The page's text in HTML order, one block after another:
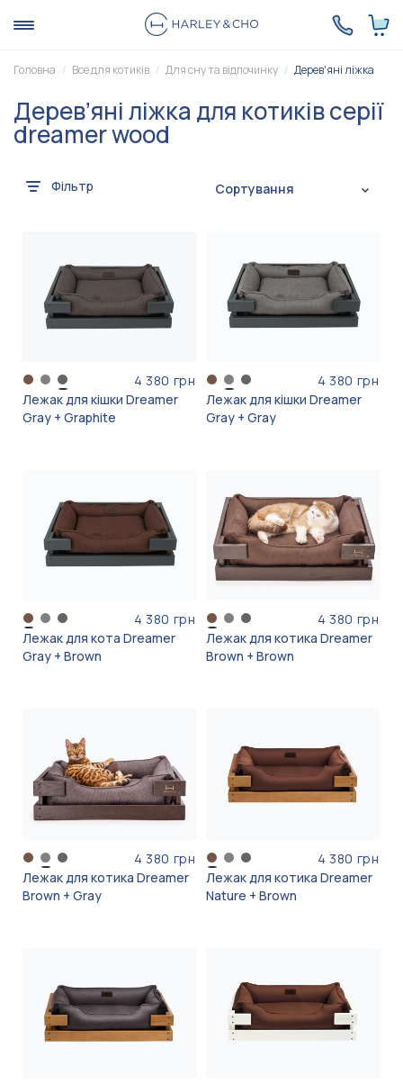
Головна Все для котиків Для сну та відпочинку Деревʼяні ліжка
Деревʼяні ліжка для котиків серії
dreamer wood
Фільтр Сортування
4 380 грн
Лежак для кішки Dreamer
Gray + Graphite
4 380 грн
Лежак для кішки Dreamer
Gray + Gray
4 380 грн
Лежак для кота Dreamer
Gray + Brown
4 380 грн
Лежак для котика Dreamer
Brown + Brown
4 380 грн
Лежак для котика Dreamer
Brown + Gray
4 380 грн
Лежак для котика Dreamer
Nature + Brown